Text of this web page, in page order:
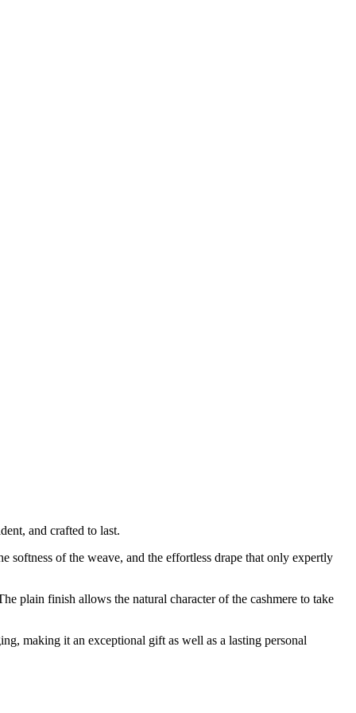
and crafted to last.
of the weave, and the effortless drape that only expertly
plain finish allows the natural character of the cashmere to take
making it an exceptional gift as well as a lasting personal